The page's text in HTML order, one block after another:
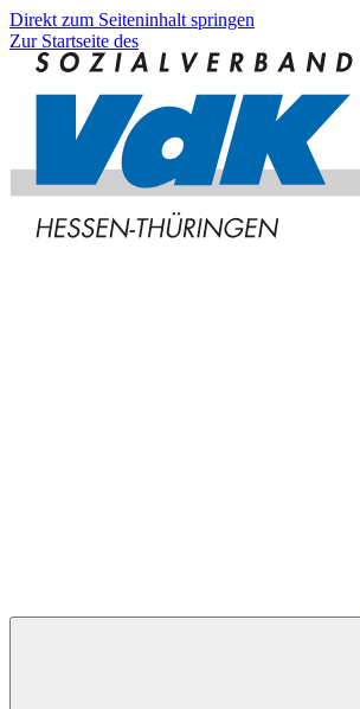
Direkt zum Seiteninhalt springen
Zur Startseite des